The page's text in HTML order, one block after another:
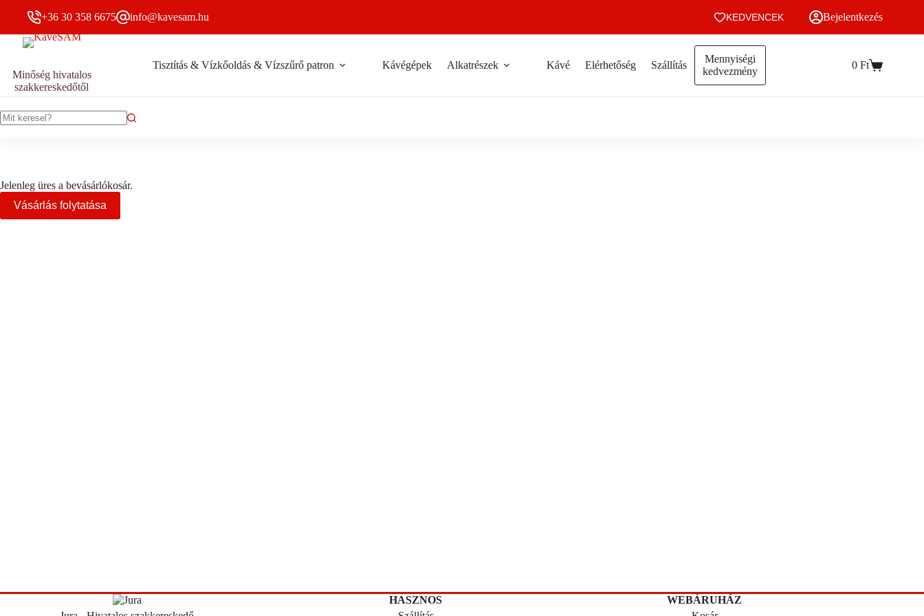
+36 30 358 6675 info@kavesam.hu KEDVENCEK Bejelentkezés
Minőség hivatalos
szakkereskedőtől
Tisztítás & Vízkőoldás & Vízszűrő patron Kávégépek Alkatrészek Kávé Elérhetőség Szállítás
Mennyiségi
kedvezmény
Kosár
0 Ft
Jelenleg üres a bevásárlókosár.
Vásárlás folytatása
HASZNOS
WEBÁRUHÁZ